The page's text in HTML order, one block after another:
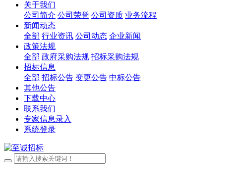
关于我们
公司简介 公司荣誉 公司资质 业务流程
新闻动态
全部 行业资讯 公司动态 企业新闻
政策法规
全部 政府采购法规 招标采购法规
招标信息
全部 招标公告 变更公告 中标公告
其他公告
下载中心
联系我们
专家信息录入
系统登录